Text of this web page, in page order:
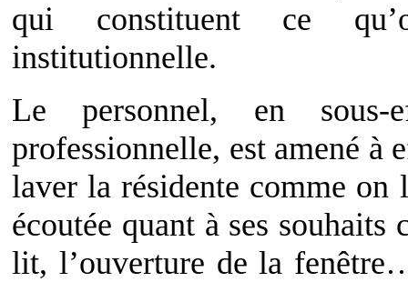
qui constituent ce
institutionnelle.
Le personnel, en sous-
professionnelle, est amené à
laver la résidente comme on
écoutée quant à ses
lit, l’ouverture de la